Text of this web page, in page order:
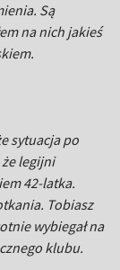
Są
na nich jakieś
sytuacja po
legijni
42-latka.
Tobiasz
wybiegał na
klubu.